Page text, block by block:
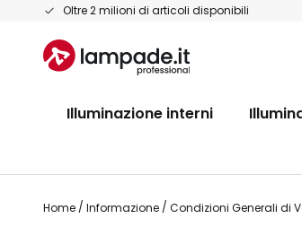
Oltre 2 milioni di articoli disponibili
Salta
contenuto
Illuminazione interni
Home Informazione Condizioni Generali di